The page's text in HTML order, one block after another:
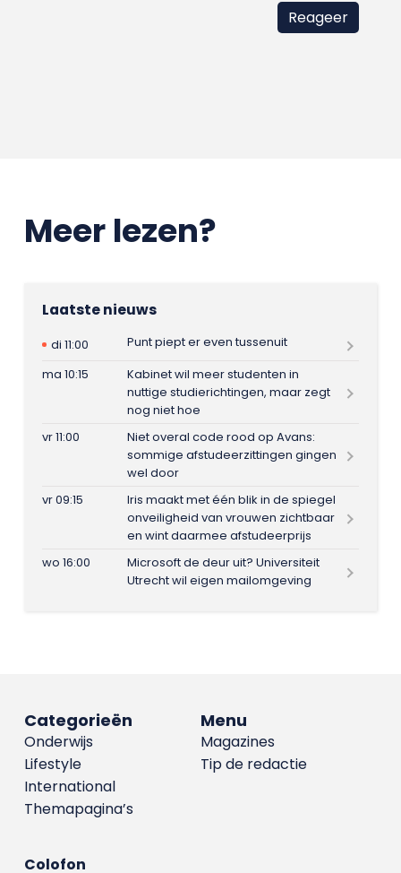
Meer lezen?
Laatste nieuws
di 11:00
Punt piept er even tussenuit
ma 10:15
Kabinet wil meer studenten in
nuttige studierichtingen, maar zegt
nog niet hoe
vr 11:00
Niet overal code rood op Avans:
sommige afstudeerzittingen gingen
wel door
vr 09:15
Iris maakt met één blik in de spiegel
onveiligheid van vrouwen zichtbaar
en wint daarmee afstudeerprijs
wo 16:00
Microsoft de deur uit? Universiteit
Utrecht wil eigen mailomgeving
Menu
Magazines
Tip de redactie
Categorieën
Onderwijs
Lifestyle
International
Themapagina’s
Colofon